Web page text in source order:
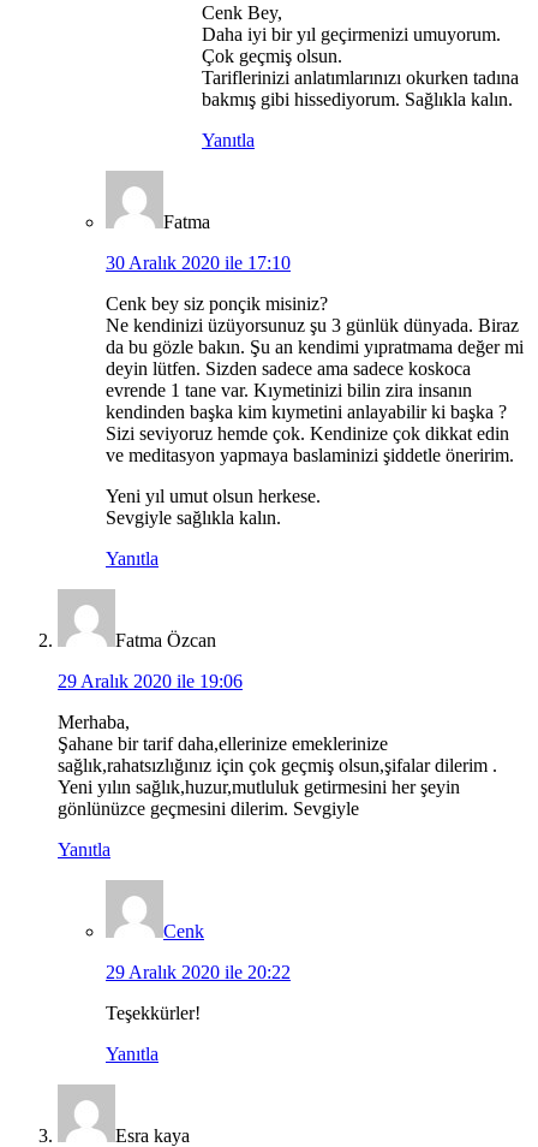
Cenk Bey,
Daha iyi bir yıl geçirmenizi umuyorum.
Çok geçmiş olsun.
Tariflerinizi anlatımlarınızı okurken tadına
bakmış gibi hissediyorum. Sağlıkla kalın.
Yanıtla
Fatma
30 Aralık 2020 ile 17:10
Cenk bey siz ponçik misiniz?
Ne kendinizi üzüyorsunuz şu 3 günlük dünyada. Biraz
da bu gözle bakın. Şu an kendimi yıpratmama değer mi
deyin lütfen. Sizden sadece ama sadece koskoca
evrende 1 tane var. Kıymetinizi bilin zira insanın
kendinden başka kim kıymetini anlayabilir ki başka ?
Sizi seviyoruz hemde çok. Kendinize çok dikkat edin
ve meditasyon yapmaya baslaminizi şiddetle öneririm.
Yeni yıl umut olsun herkese.
Sevgiyle sağlıkla kalın.
Yanıtla
Fatma Özcan
29 Aralık 2020 ile 19:06
Merhaba,
Şahane bir tarif daha,ellerinize emeklerinize
sağlık,rahatsızlığınız için çok geçmiş olsun,şifalar dilerim .
Yeni yılın sağlık,huzur,mutluluk getirmesini her şeyin
gönlünüzce geçmesini dilerim. Sevgiyle
Yanıtla
Cenk
29 Aralık 2020 ile 20:22
Teşekkürler!
Yanıtla
Esra kaya